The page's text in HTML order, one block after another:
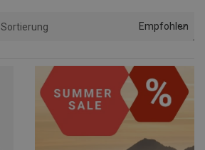
Sortierung Empfohlen